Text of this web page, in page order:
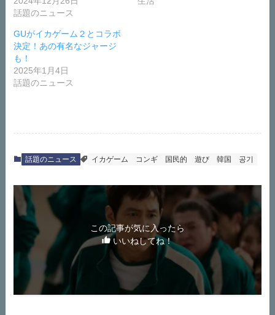
話題のニュース
GUがイカゲーム２とコラボ
決定！あの有名なジャージ
も！
2025年1月4日
話題のニュース
話題のニュース イカゲーム コンギ 国民的 遊び 韓国 공기
この記事が気に入ったら
いいねしてね！